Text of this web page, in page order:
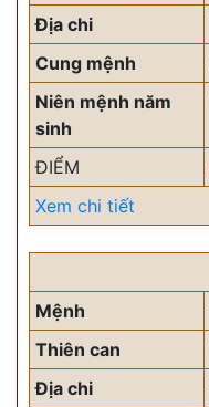
Địa chi
Cung mệnh
Niên mệnh năm
sinh
ĐIỂM
Xem chi tiết
Mệnh
Thiên can
Địa chi